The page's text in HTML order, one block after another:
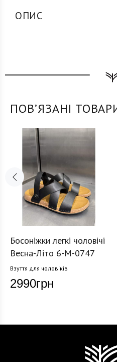
ОПИС
ПОВʼЯЗАНІ
Босоніжки легкі чоловічі
Весна-Літо 6-M-0747
Взуття для чоловіків
2990грн